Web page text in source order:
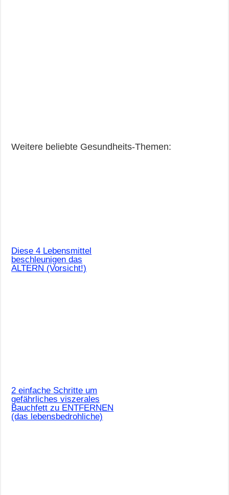
Weitere beliebte Gesundheits-Themen:
Diese 4 Lebensmittel
beschleunigen das
ALTERN (Vorsicht!)
2 einfache Schritte um
gefährliches viszerales
Bauchfett zu ENTFERNEN
(das lebensbedrohliche)